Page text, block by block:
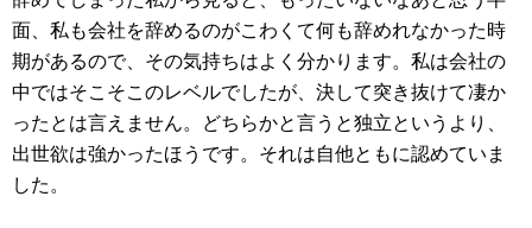
面、私も会社を辞めるのがこわくて何も辞めれなかった時
期があるので、その気持ちはよく分かります。私は会社の
中ではそこそこのレベルでしたが、決して突き抜けて凄か
ったとは言えません。どちらかと言うと独立というより、
出世欲は強かったほうです。それは自他ともに認めていま
した。